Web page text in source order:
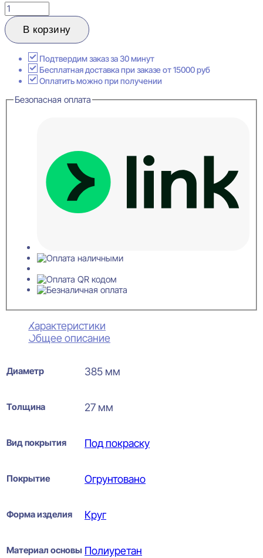
Количество
товара
Orac
Decor
Декоративный
элемент
27x385
В корзину
Подтвердим заказ за 30 минут
Бесплатная доставка при заказе от 15000 руб
Оплатить можно при получении
Безопасная оплата
Характеристики
Общее описание
Диаметр 385 мм
Толщина 27 мм
Вид покрытия Под покраску
Покрытие Огрунтовано
Форма изделия Круг
Материал основы Полиуретан